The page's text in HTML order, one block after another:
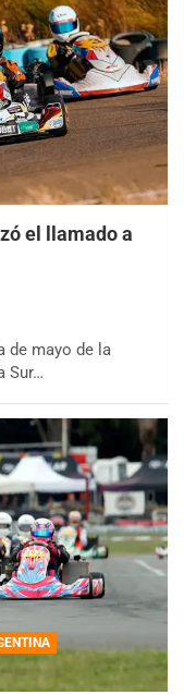
el llamado a
de mayo de la
Sur…